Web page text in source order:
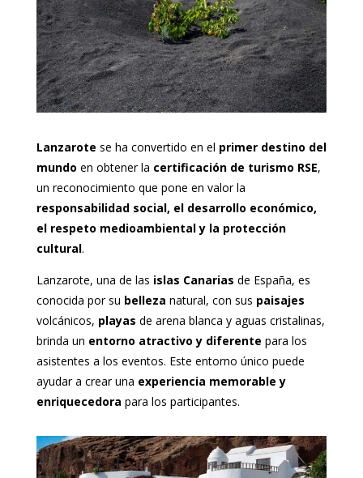
Lanzarote se ha convertido en el primer destino del
mundo en obtener la certificación de turismo RSE,
un reconocimiento que pone en valor la
responsabilidad social, el desarrollo económico,
el respeto medioambiental y la protección
cultural.
Lanzarote, una de las islas Canarias de España, es
conocida por su belleza natural, con sus paisajes
volcánicos, playas de arena blanca y aguas cristalinas,
brinda un entorno atractivo y diferente para los
asistentes a los eventos. Este entorno único puede
ayudar a crear una experiencia memorable y
enriquecedora para los participantes.